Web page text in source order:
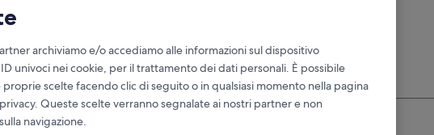
auto economico
Stessa località del ritiro
archiviamo e/o accediamo alle informazioni sul dispositivo
univoci nei cookie, per il trattamento dei dati personali. È possibile
scelte facendo clic di seguito o in qualsiasi momento nella pagina
Queste scelte verranno segnalate ai nostri partner e non
navigazione.